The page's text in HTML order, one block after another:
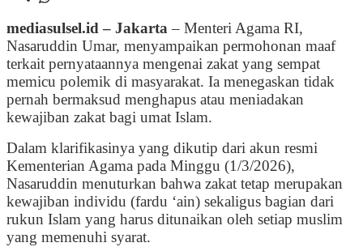
mediasulsel.id – Jakarta – Menteri Agama RI,
Nasaruddin Umar, menyampaikan permohonan maaf
terkait pernyataannya mengenai zakat yang sempat
memicu polemik di masyarakat. Ia menegaskan tidak
pernah bermaksud menghapus atau meniadakan
kewajiban zakat bagi umat Islam.
Dalam klarifikasinya yang dikutip dari akun resmi
Kementerian Agama pada Minggu (1/3/2026),
Nasaruddin menuturkan bahwa zakat tetap merupakan
kewajiban individu (fardu ‘ain) sekaligus bagian dari
rukun Islam yang harus ditunaikan oleh setiap muslim
yang memenuhi syarat.